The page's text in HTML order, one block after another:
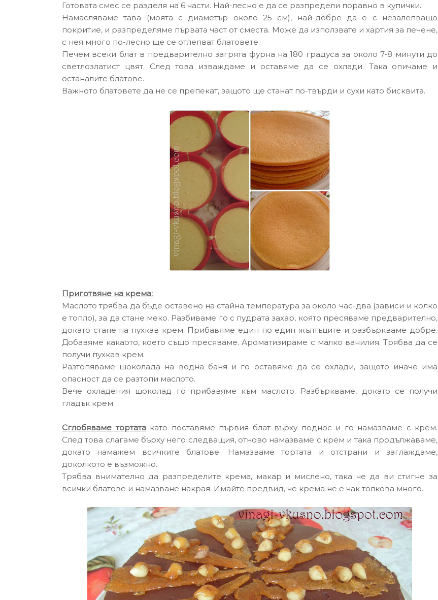
Готовата смес се разделя на 6 части. Най-лесно е да се разпредели поравно в купички.
Намасляваме тава (моята с диаметър около 25 см), най-добре да е с незалепващо
покритие, и разпределяме първата част от сместа. Може да използвате и хартия за печене,
с нея много по-лесно ще се отлепват блатовете.
Печем всеки блат в предварително загрята фурна на 180 градуса за около 7-8 минути до
светлозлатист цвят. След това изваждаме и оставяме да се охлади. Така опичаме и
останалите блатове.
Важното блатовете да не се препекат, защото ще станат по-твърди и сухи като бисквита.
Приготвяне на крема:
Маслото трябва да бъде оставено на стайна температура за около час-два (зависи и колко
е топло), за да стане меко. Разбиваме го с пудрата захар, която пресяваме предварително,
докато стане на пухкав крем. Прибавяме един по един жълтъците и разбъркваме добре.
Добавяме какаото, което също пресяваме. Ароматизираме с малко ванилия. Трябва да се
получи пухкав крем.
Разтопяваме шоколада на водна баня и го оставяме да се охлади, защото иначе има
опасност да се разтопи маслото.
Вече охладения шоколад го прибавяме към маслото. Разбъркваме, докато се получи
гладък крем.
Сглобяваме тортатакато поставяме първия блат върху поднос и го намазваме с крем.
След това слагаме бърху него следващия, отново намазваме с крем и така продължаваме,
докато намажем всичките блатове. Намазваме тортата и отстрани и заглаждаме,
доколкото е възможно.
Трябва внимателно да разпределите крема, макар и мислено, така че да ви стигне за
всички блатове и намазване накрая. Имайте предвид, че крема не е чак толкова много.